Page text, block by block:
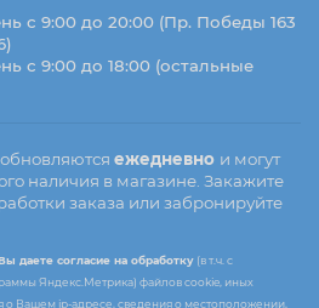
с 9:00 до 20:00 (Пр. Победы 163
с 9:00 до 18:00 (остальные
ежедневно и могут
наличия в магазине. Закажите
заказа или забронируйте
даете согласие на обработку (в т.ч. с
Яндекс.Метрика) файлов cookie, иных
о Вашем ip-адресе, сведения о местоположении,